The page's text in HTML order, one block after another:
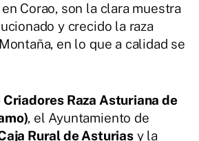
Corao, son la clara muestra
y crecido la raza
en lo que a calidad se
Raza Asturiana de
, el Ayuntamiento de
Rural de Asturiasy la